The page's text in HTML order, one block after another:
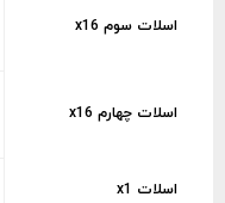
اسلات سوم x16
اسلات چهارم x16
اسلات x1